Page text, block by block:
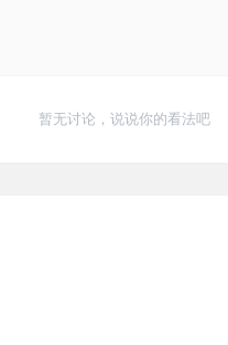
暂无讨论，说说你的看法吧